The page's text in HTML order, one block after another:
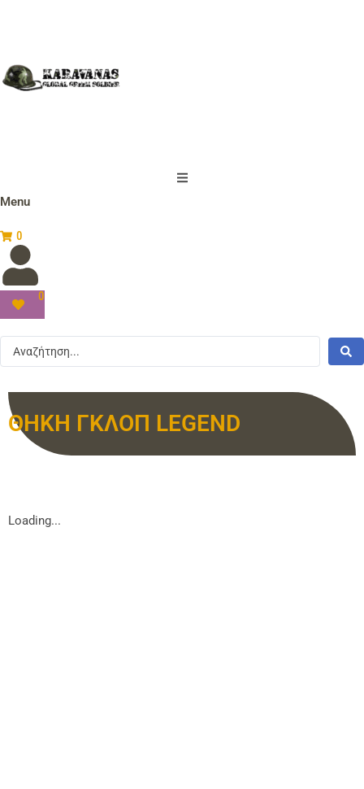
Menu
0
0
ΘΗΚΗ ΓΚΛΟΠ LEGEND
Loading...